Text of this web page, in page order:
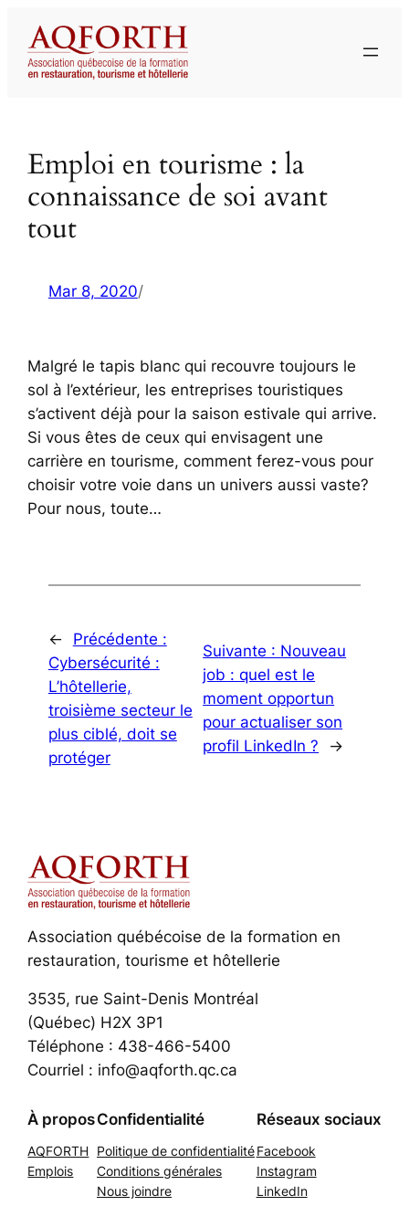
contenu
Emploi en tourisme : la
connaissance de soi avant
tout
Mar 8, 2020/
Malgré le tapis blanc qui recouvre toujours le
sol à l’extérieur, les entreprises touristiques
s’activent déjà pour la saison estivale qui arrive.
Si vous êtes de ceux qui envisagent une
carrière en tourisme, comment ferez-vous pour
choisir votre voie dans un univers aussi vaste?
Pour nous, toute…
←
Précédente :
Cybersécurité :
L’hôtellerie,
troisième secteur le
plus ciblé, doit se
protéger
Suivante : Nouveau
job : quel est le
moment opportun
pour actualiser son
profil LinkedIn ?
→
Association québécoise de la formation en
restauration, tourisme et hôtellerie
3535, rue Saint-Denis Montréal
(Québec) H2X 3P1
Téléphone : 438-466-5400
Courriel : info@aqforth.qc.ca
À propos
AQFORTH
Emplois
Confidentialité
Politique de confidentialité
Conditions générales
Nous joindre
Réseaux sociaux
Facebook
Instagram
LinkedIn